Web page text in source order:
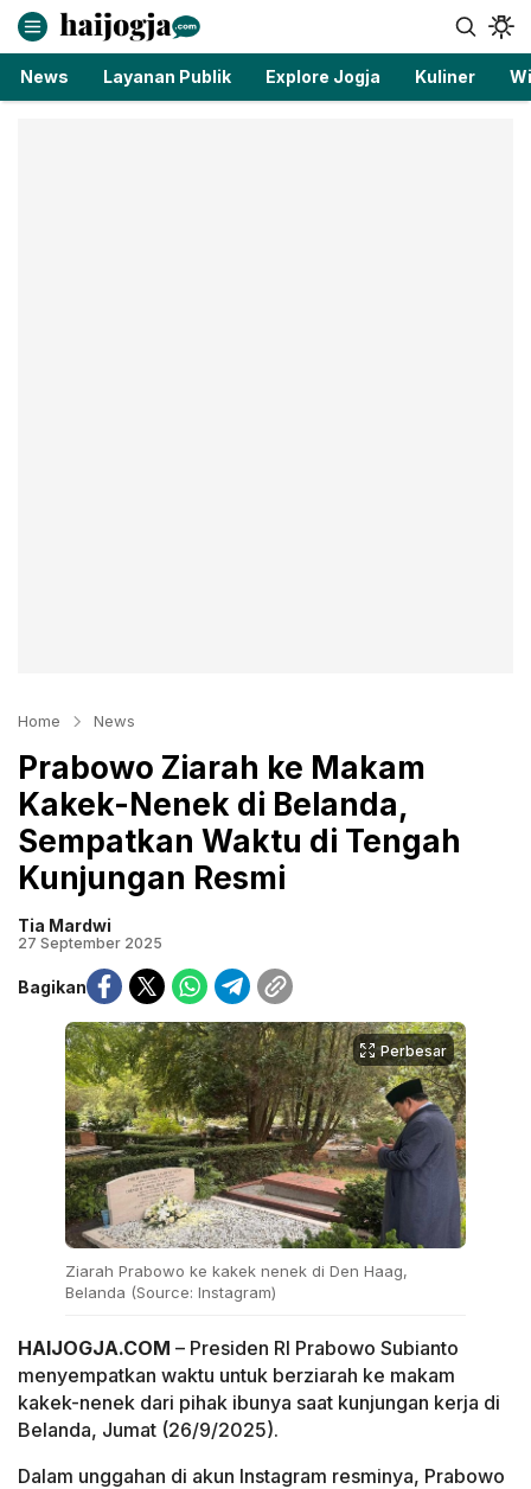
haijogja.com
Berita Jogja Terbaru dan Terkini
News Layanan Publik Explore Jogja Kuliner
Home News
Prabowo Ziarah ke Makam
Kakek-Nenek di Belanda,
Sempatkan Waktu di Tengah
Kunjungan Resmi
Tia Mardwi
27 September 2025
Bagikan
Perbesar
Ziarah Prabowo ke kakek nenek di Den Haag,
Belanda (Source: Instagram)
HAIJOGJA.COM – Presiden RI Prabowo Subianto
menyempatkan waktu untuk berziarah ke makam
kakek-nenek dari pihak ibunya saat kunjungan kerja di
Belanda, Jumat (26/9/2025).
Dalam unggahan di akun Instagram resminya, Prabowo